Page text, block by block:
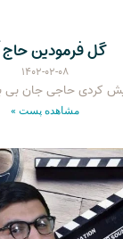
گل فرمودین حاج
۱۴۰۲-۰۲-۰۸
حاجی جان بی
مشاهده پست »